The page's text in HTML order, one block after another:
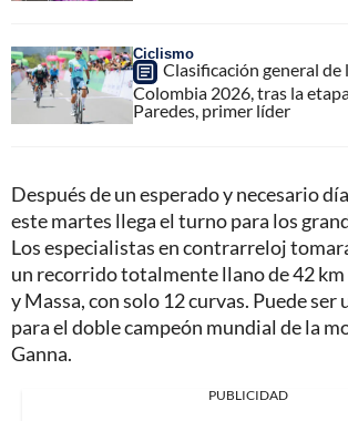
Ciclismo
Clasificación general de
Colombia 2026, tras la
Paredes, primer líder
Después de un esperado y necesario
este martes llega el turno para los
Los especialistas en contrarreloj
un recorrido totalmente llano de 42
y Massa, con solo 12 curvas. Puede ser
para el doble campeón mundial de la
Ganna.
PUBLICIDAD